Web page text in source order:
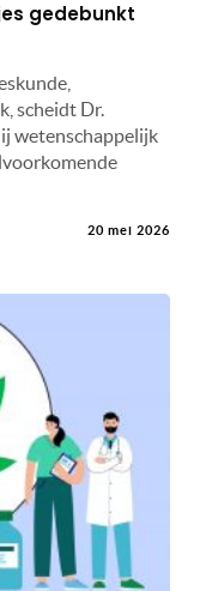
gedebunkt
scheidt Dr.
wetenschappelijk
20 mei 2026